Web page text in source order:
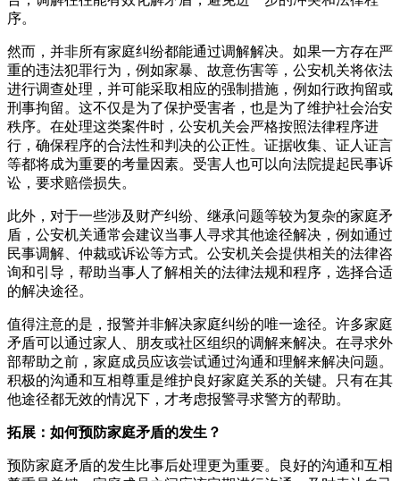
序。
然而，并非所有家庭纠纷都能通过调解解决。如果一方存在严
重的违法犯罪行为，例如家暴、故意伤害等，公安机关将依法
进行调查处理，并可能采取相应的强制措施，例如行政拘留或
刑事拘留。这不仅是为了保护受害者，也是为了维护社会治安
秩序。在处理这类案件时，公安机关会严格按照法律程序进
行，确保程序的合法性和判决的公正性。证据收集、证人证言
等都将成为重要的考量因素。受害人也可以向法院提起民事诉
讼，要求赔偿损失。
此外，对于一些涉及财产纠纷、继承问题等较为复杂的家庭矛
盾，公安机关通常会建议当事人寻求其他途径解决，例如通过
民事调解、仲裁或诉讼等方式。公安机关会提供相关的法律咨
询和引导，帮助当事人了解相关的法律法规和程序，选择合适
的解决途径。
值得注意的是，报警并非解决家庭纠纷的唯一途径。许多家庭
矛盾可以通过家人、朋友或社区组织的调解来解决。在寻求外
部帮助之前，家庭成员应该尝试通过沟通和理解来解决问题。
积极的沟通和互相尊重是维护良好家庭关系的关键。只有在其
他途径都无效的情况下，才考虑报警寻求警方的帮助。
拓展：如何预防家庭矛盾的发生？
预防家庭矛盾的发生比事后处理更为重要。良好的沟通和互相